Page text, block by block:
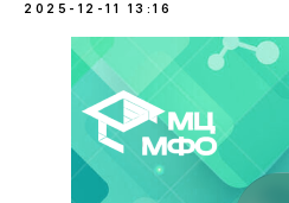
2025-12-11 13:16